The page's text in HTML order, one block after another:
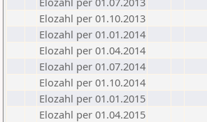
Elozahl per 01.10.2013
Elozahl per 01.01.2014
Elozahl per 01.04.2014
Elozahl per 01.07.2014
Elozahl per 01.10.2014
Elozahl per 01.01.2015
Elozahl per 01.04.2015